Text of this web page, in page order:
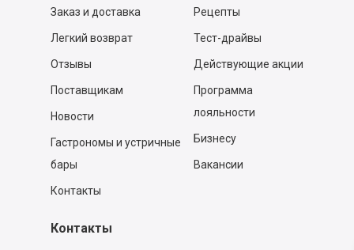
Заказ и доставка
Легкий возврат
Отзывы
Поставщикам
Новости
Гастрономы и устричные
бары
Контакты
Рецепты
Тест-драйвы
Действующие акции
Программа
лояльности
Бизнесу
Вакансии
Контакты